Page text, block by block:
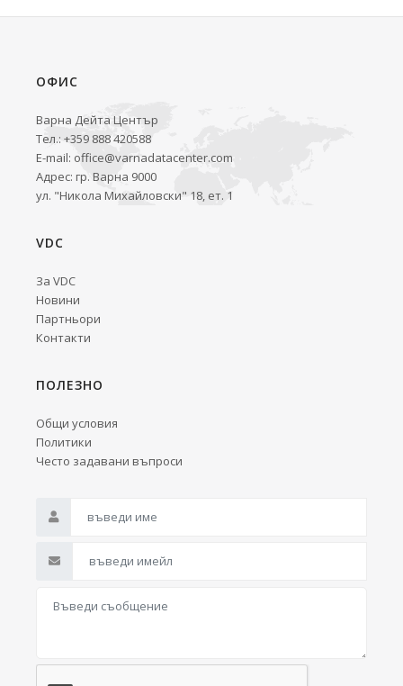
ОФИС
Варна Дейта Център
Тел.: +359 888 420588
E-mail: office@varnadatacenter.com
Адрес: гр. Варна 9000
ул. "Никола Михайловски" 18, ет. 1
VDC
За VDC
Новини
Партньори
Контакти
ПОЛЕЗНО
Общи условия
Политики
Често задавани въпроси